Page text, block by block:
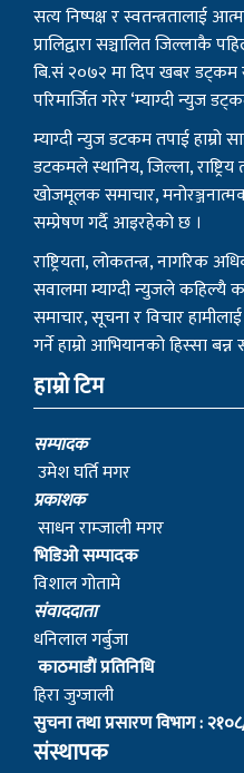
सत्य निष्पक्ष र स्वतन्त्रतालाई
प्रालिद्वारा सञ्चालित जिल्लाकै
बि.सं २०७२ मा दिप खबर डट्कम
परिमार्जित गरेर ‘म्याग्दी न्युज
म्याग्दी न्युज डटकम तपाई हाम्रो
डटकमले स्थानिय, जिल्ला, राष्ट्रिय
खोजमूलक समाचार,
सम्प्रेषण गर्दै आइरहेको छ ।
राष्ट्रियता, लोकतन्त्र, नागरिक
सवालमा म्याग्दी न्युजले कहिल्यै
समाचार, सूचना र विचार
गर्ने हाम्रो आभियानको हिस्सा
हाम्रो टिम
सम्पादक
उमेश घर्ति मगर
प्रकाशक
साधन राम्जाली मगर
भिडिओ सम्पादक
विशाल गोतामे
स‌ंवाददाता
धनिलाल गर्बुजा
काठमाडाैं प्रतिनिधि
हिरा जुग्जाली
सुचना तथा प्रसारण विभाग :
संस्थापक